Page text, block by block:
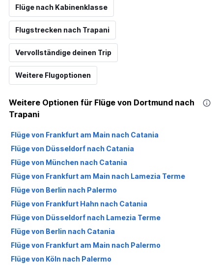
Flüge nach Kabinenklasse
Flugstrecken nach Trapani
Vervollständige deinen Trip
Weitere Flugoptionen
Weitere Optionen für Flüge von Dortmund nach
Trapani
Flüge von Frankfurt am Main nach Catania
Flüge von Düsseldorf nach Catania
Flüge von München nach Catania
Flüge von Frankfurt am Main nach Lamezia Terme
Flüge von Berlin nach Palermo
Flüge von Frankfurt Hahn nach Catania
Flüge von Düsseldorf nach Lamezia Terme
Flüge von Berlin nach Catania
Flüge von Frankfurt am Main nach Palermo
Flüge von Köln nach Palermo